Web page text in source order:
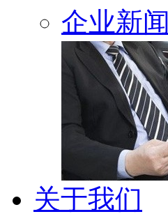
企业新闻
关于我们